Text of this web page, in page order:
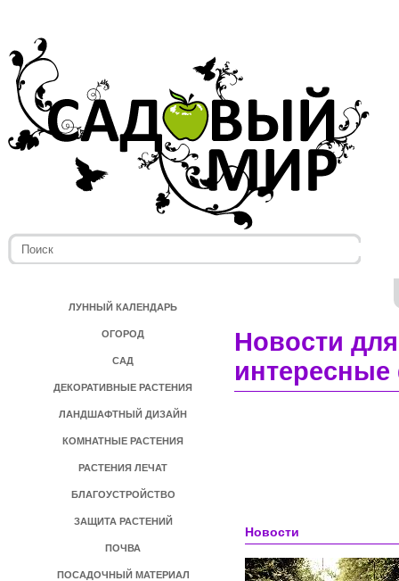
ЛУННЫЙ КАЛЕНДАРЬ
ОГОРОД
САД
ДЕКОРАТИВНЫЕ РАСТЕНИЯ
ЛАНДШАФТНЫЙ ДИЗАЙН
КОМНАТНЫЕ РАСТЕНИЯ
РАСТЕНИЯ ЛЕЧАТ
БЛАГОУСТРОЙСТВО
ЗАЩИТА РАСТЕНИЙ
ПОЧВА
ПОСАДОЧНЫЙ МАТЕРИАЛ
Новости
Новости